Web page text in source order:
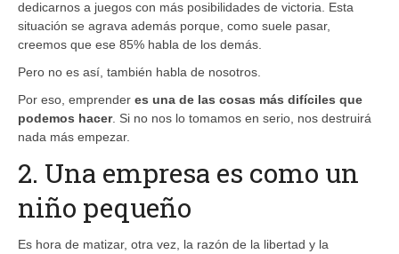
dedicarnos a juegos con más posibilidades de victoria. Esta
situación se agrava además porque, como suele pasar,
creemos que ese 85% habla de los demás.
Pero no es así, también habla de nosotros.
Por eso, emprender es una de las cosas más difíciles que
podemos hacer. Si no nos lo tomamos en serio, nos destruirá
nada más empezar.
2. Una empresa es como un
niño pequeño
Es hora de matizar, otra vez, la razón de la libertad y la